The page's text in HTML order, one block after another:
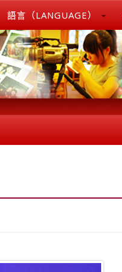
語言（LANGUAGE）